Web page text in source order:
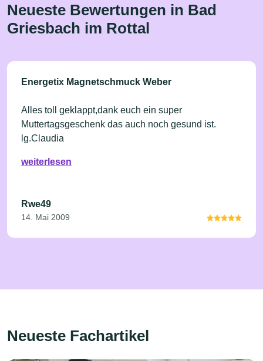
Neueste Bewertungen in Bad
Griesbach im Rottal
Energetix Magnetschmuck Weber
Alles toll geklappt,dank euch ein super
Muttertagsgeschenk das auch noch gesund ist.
lg.Claudia
weiterlesen
Rwe49
14. Mai 2009
Neueste Fachartikel